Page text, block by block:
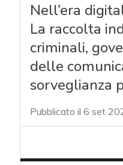
Nell’era
La raccolta
criminali,
delle
sorveglianza
Pubblicato il 6 set